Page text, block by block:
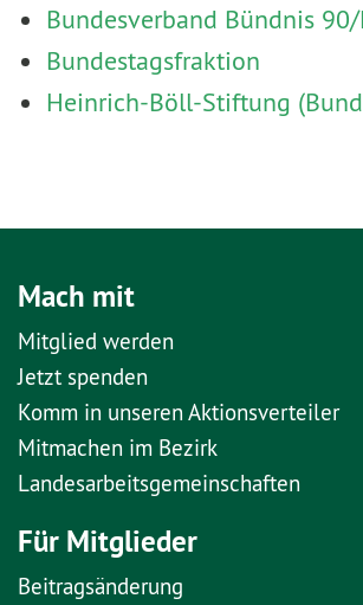
Bundesverband Bündnis
Bundestagsfraktion
Heinrich-Böll-Stiftung
Mach mit
Mitglied werden
Jetzt spenden
Komm in unseren Aktionsverteiler
Mitmachen im Bezirk
Landesarbeitsgemeinschaften
Für Mitglieder
Beitragsänderung